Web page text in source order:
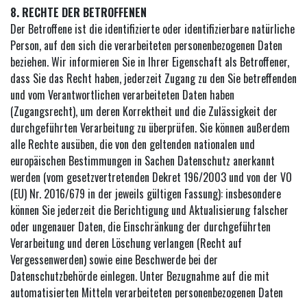
8. RECHTE DER BETROFFENEN
Der Betroffene ist die identifizierte oder identifizierbare natürliche
Person, auf den sich die verarbeiteten personenbezogenen Daten
beziehen. Wir informieren Sie in Ihrer Eigenschaft als Betroffener,
dass Sie das Recht haben, jederzeit Zugang zu den Sie betreffenden
und vom Verantwortlichen verarbeiteten Daten haben
(Zugangsrecht), um deren Korrektheit und die Zulässigkeit der
durchgeführten Verarbeitung zu überprüfen. Sie können außerdem
alle Rechte ausüben, die von den geltenden nationalen und
europäischen Bestimmungen in Sachen Datenschutz anerkannt
werden (vom gesetzvertretenden Dekret 196/2003 und von der VO
(EU) Nr. 2016/679 in der jeweils gültigen Fassung): insbesondere
können Sie jederzeit die Berichtigung und Aktualisierung falscher
oder ungenauer Daten, die Einschränkung der durchgeführten
Verarbeitung und deren Löschung verlangen (Recht auf
Vergessenwerden) sowie eine Beschwerde bei der
Datenschutzbehörde einlegen. Unter Bezugnahme auf die mit
automatisierten Mitteln verarbeiteten personenbezogenen Daten